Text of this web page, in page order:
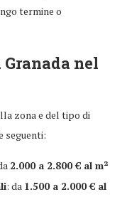
termine o
nel
zona e del tipo di
seguenti:
2.000 a 2.800 € al m²
: da 1.500 a 2.000 € al